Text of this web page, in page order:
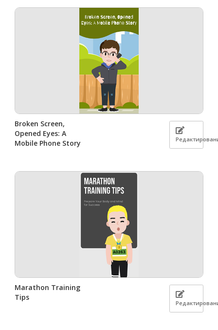
Broken Screen,
Opened Eyes: A
Mobile Phone Story
Marathon Training
Tips